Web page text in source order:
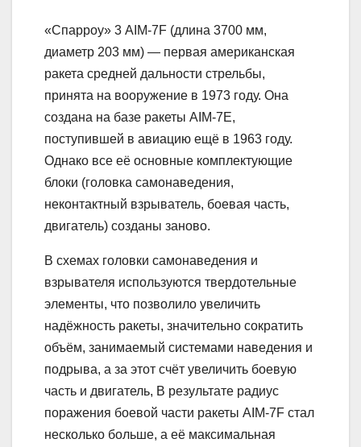
«Спарроу» 3 АIМ-7F (длина 3700 мм,
диаметр 203 мм) — первая американская
ракета средней дальности стрельбы,
принята на вооружение в 1973 году. Она
создана на базе ракеты AIM-7E,
поступившей в авиацию ещё в 1963 году.
Однако все её основные комплектующие
блоки (головка самонаведения,
неконтактный взрыватель, боевая часть,
двигатель) созданы заново.
В схемах головки самонаведения и
взрывателя используются твердотельные
элементы, что позволило увеличить
надёжность ракеты, значительно сократить
объём, занимаемый системами наведения и
подрыва, а за этот счёт увеличить боевую
часть и двигатель, В результате радиус
поражения боевой части ракеты AIM-7F стал
несколько больше, а её максимальная